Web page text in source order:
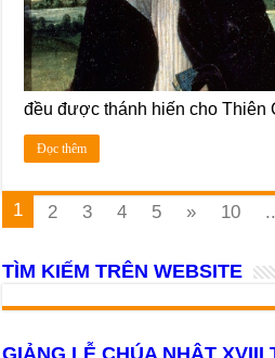
đều được thánh hiến cho Thiên
Đọc thêm
1 2 3 4 5 » 10
TÌM KIẾM TRÊN WEBSITE
GIẢNG LỄ CHÚA NHẬT XVIII